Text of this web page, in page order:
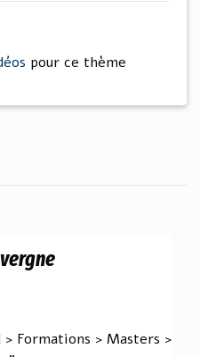
pour ce thème
Formations > Masters >